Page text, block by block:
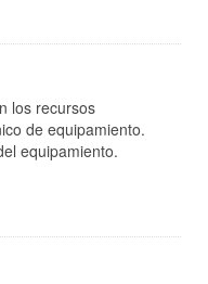
los recursos
de equipamiento.
equipamiento.